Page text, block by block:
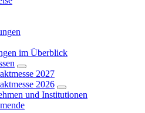
im Überblick
2027
2026
und Institutionen